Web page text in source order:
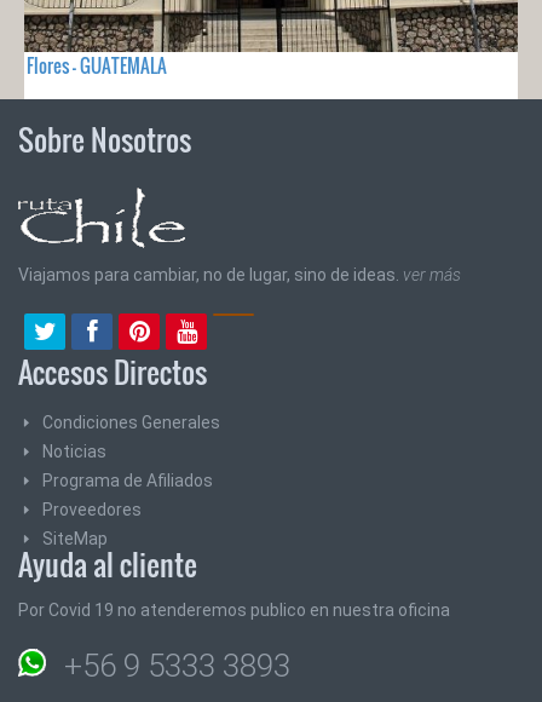
Flores - GUATEMALA
Sobre Nosotros
Viajamos para cambiar, no de lugar, sino de ideas. ver más
Accesos Directos
Condiciones Generales
Noticias
Programa de Afiliados
Proveedores
SiteMap
Ayuda al cliente
Por Covid 19 no atenderemos publico en nuestra oficina
+56 9 5333 3893